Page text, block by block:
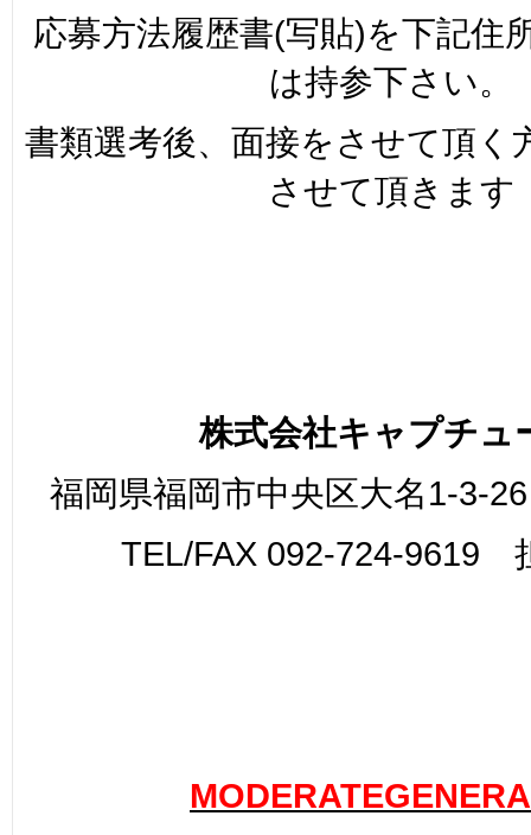
応募方法履歴書(写貼)を下記住
は持参下さい。
書類選考後、面接をさせて頂く
させて頂きます
株式会社キャプチュ
福岡県福岡市中央区大名1-3-
TEL/FAX 092-724-9619